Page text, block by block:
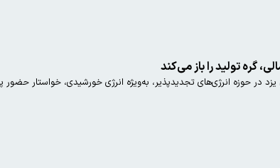
گره تولید را باز می‌کند
در حوزه انرژی‌های تجدیدپذیر، به‌ویژه انرژی خورشیدی، خواستار